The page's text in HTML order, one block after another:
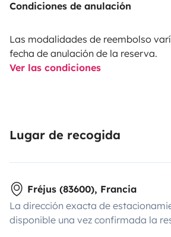
Condiciones de anulación
Las modalidades de reembolso
fecha de anulación de la reserva.
Ver las condiciones
Lugar de recogida
Fréjus (83600), Francia
La dirección exacta de
disponible una vez confirmada la